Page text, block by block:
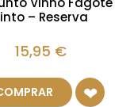
– Reserva
15,95 €